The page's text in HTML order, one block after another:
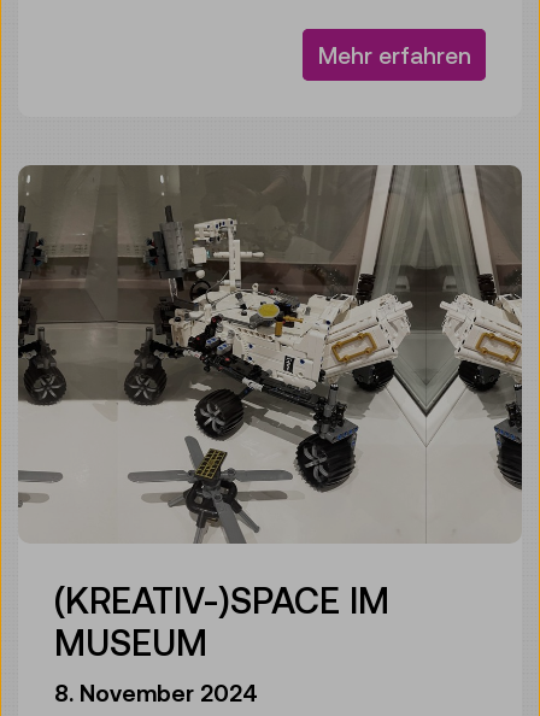
Mehr erfahren
(KREATIV-)SPACE IM
MUSEUM
8. November 2024